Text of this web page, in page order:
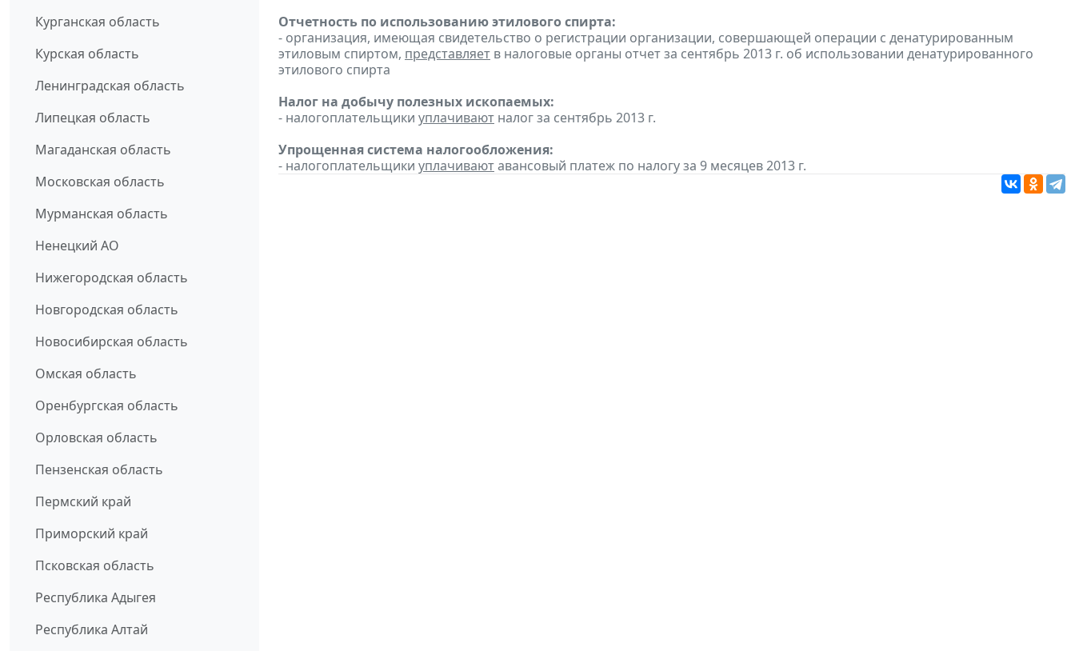
Курганская область
Курская область
Ленинградская область
Липецкая область
Магаданская область
Московская область
Мурманская область
Ненецкий АО
Нижегородская область
Новгородская область
Новосибирская область
Омская область
Оренбургская область
Орловская область
Пензенская область
Пермский край
Приморский край
Псковская область
Республика Адыгея
Республика Алтай
Отчетность по использованию этилового спирта:
- организация, имеющая свидетельство о регистрации организации, совершающей операции с денатурированным
этиловым спиртом, представляет в налоговые органы отчет за сентябрь 2013 г. об использовании денатурированного
этилового спирта
Налог на добычу полезных ископаемых:
- налогоплательщики уплачивают налог за сентябрь 2013 г.
Упрощенная система налогообложения:
- налогоплательщики уплачиваютавансовый платеж по налогу за 9 месяцев 2013 г.